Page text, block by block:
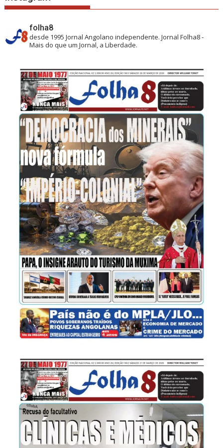
folha8
desde 1995 Jornal Angolano independente.Jornal Folha8 -
Mais do que um Jornal, a Liberdade.